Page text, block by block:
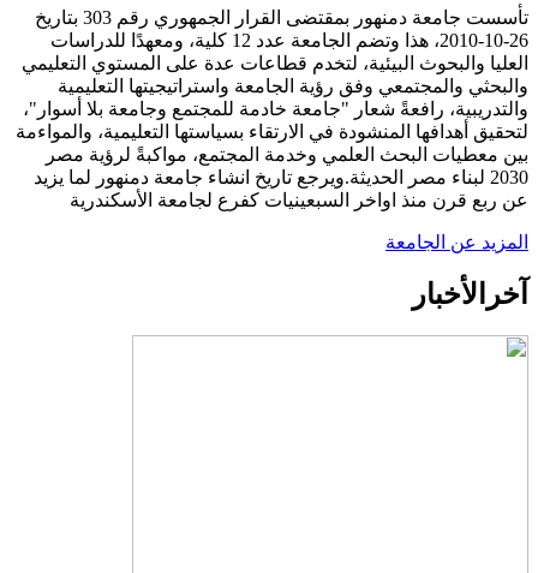
تأسست جامعة دمنهور بمقتضى القرار الجمهوري رقم 303 بتاريخ
26-10-2010، هذا وتضم الجامعة عدد 12 كلية، ومعهدًا للدراسات
العليا والبحوث البيئية، لتخدم قطاعات عدة على المستوي التعليمي
والبحثي والمجتمعي وفق رؤية الجامعة واستراتيجيتها التعليمية
والتدريبية، رافعةً شعار "جامعة خادمة للمجتمع وجامعة بلا أسوار"،
لتحقيق أهدافها المنشودة في الارتقاء بسياستها التعليمية، والمواءمة
بين معطيات البحث العلمي وخدمة المجتمع، مواكبةً لرؤية مصر
2030 لبناء مصر الحديثة.ويرجع تاريخ انشاء جامعة دمنهور لما يزيد
عن ربع قرن منذ اواخر السبعينيات كفرع لجامعة الأسكندرية
المزيد عن الجامعة
آخر الأخبار